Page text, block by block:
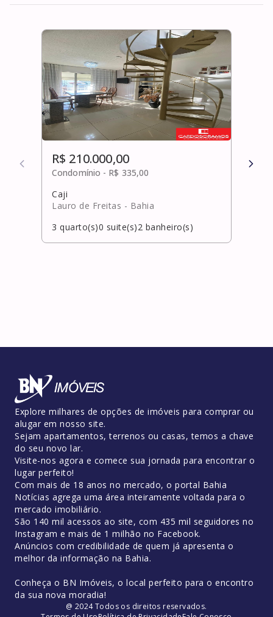
R$ 210.000,00
Condomínio - R$ 335,00
Caji
Lauro de Freitas - Bahia
3 quarto(s)0 suite(s)2 banheiro(s)
R$
Explore milhares de opções de imóveis para comprar ou
alugar em nosso site.
Sejam apartamentos, terrenos ou casas, temos a chave
do seu novo lar.
Visite-nos agora e comece sua jornada para encontrar o
lugar perfeito!
Com mais de 18 anos no mercado, o portal Bahia
Notícias agrega uma área inteiramente voltada para o
mercado imobiliário.
São 140 mil acessos ao site, com 435 mil seguidores no
Instagram e mais de 1 milhão no Facebook.
Anúncios com credibilidade de quem já apresenta o
melhor da informação na Bahia.
Conheça o BN Imóveis, o local perfeito para o encontro
da sua nova moradia!
@ 2024 Todos os direitos reservados.